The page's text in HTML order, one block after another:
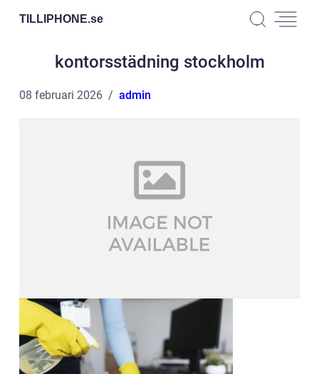
TILLIPHONE.se
kontorsstädning stockholm
08 februari 2026 admin